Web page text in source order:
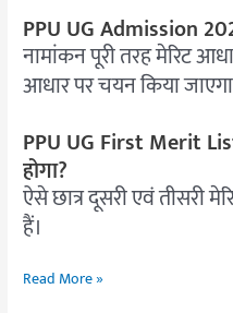
PPU UG Admission
नामांकन पूरी तरह मेरिट
आधार पर चयन किया
PPU UG First Merit
होगा?
ऐसे छात्र दूसरी एवं तीसरी
हैं।
Read More »